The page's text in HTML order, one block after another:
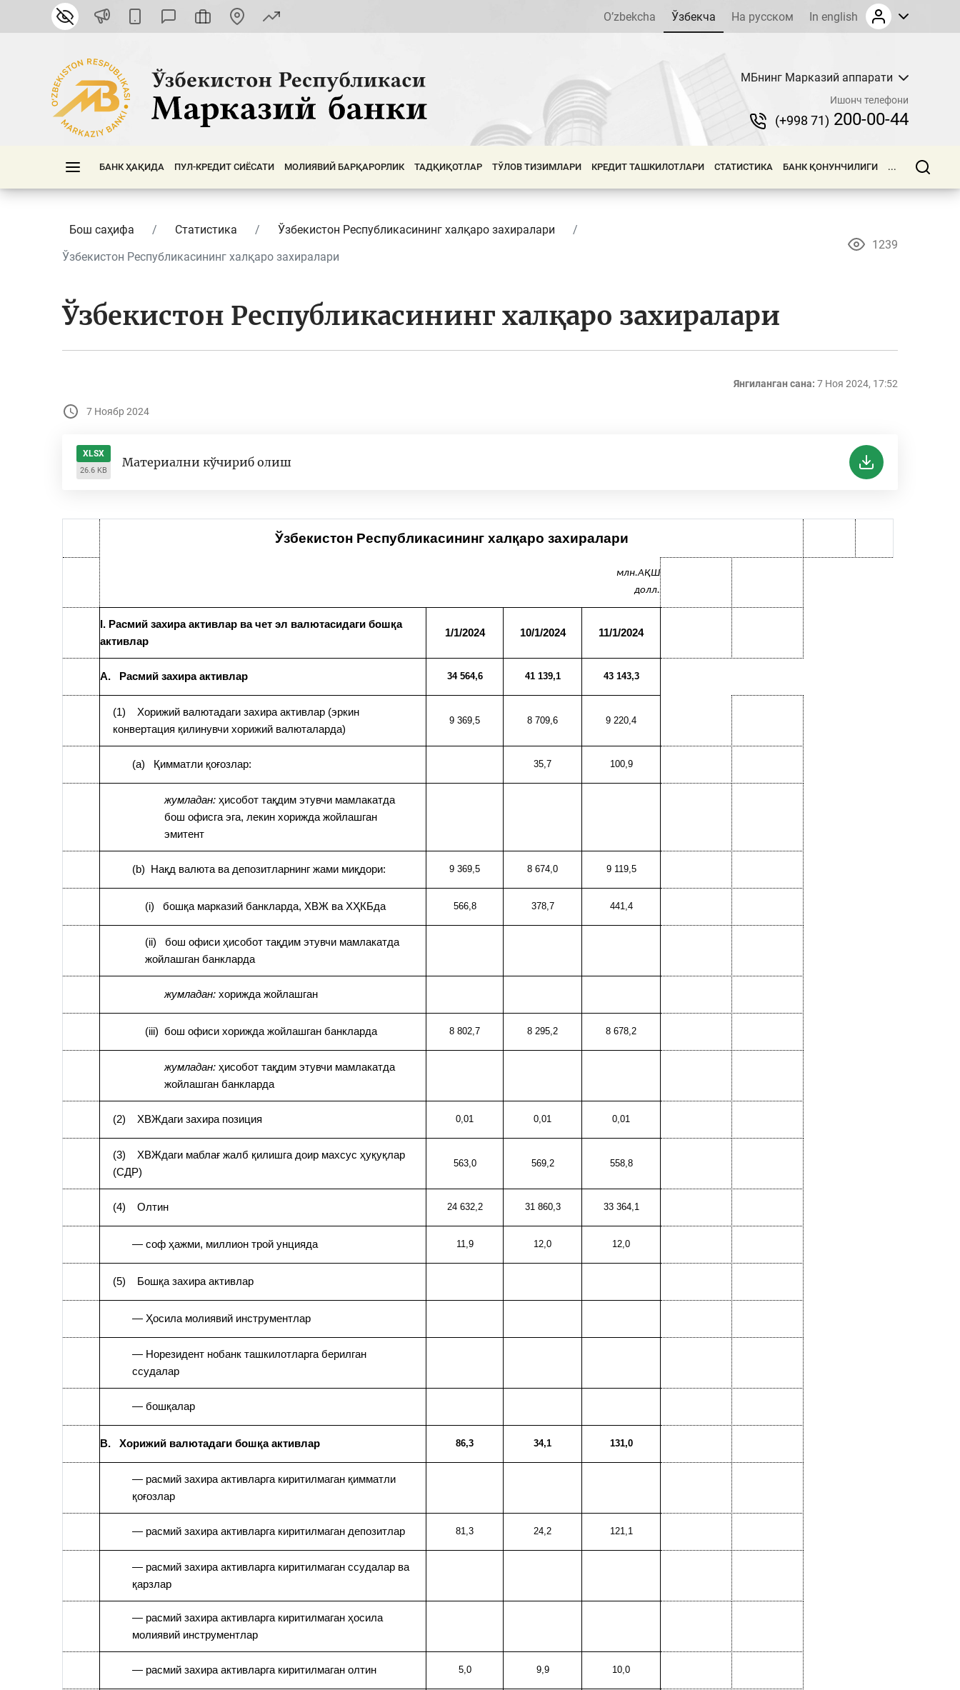
O’zbekcha Ўзбекча На русском In english
МБнинг Марказий аппарати
Ишонч телефони
(+998 71) 200-00-44
БАНК ҲАҚИДА ПУЛ-КРЕДИТ СИЁСАТИ МОЛИЯВИЙ БАРҚАРОРЛИК ТАДҚИҚОТЛАР ТЎЛОВ ТИЗИМЛАРИ КРЕДИТ ТАШКИЛОТЛАРИ СТАТИСТИКА БАНК ҚОНУНЧИЛИГИ ...
Бош саҳифа Статистика
Ўзбекистон Республикасининг халқаро захиралари
Ўзбекистон Республикасининг халқаро захиралари
1239
Ўзбекистон Республикасининг халқаро захиралари
Янгиланган сана: 7 Ноя 2024, 17:52
7 Ноябр 2024
XLSX
26.6 KB
Материални кўчириб олиш
Ўзбекистон Республикасининг халқаро захиралари
млн.АҚШ
долл.
I. Расмий захира активлар ва чет эл валютасидаги бошқа
активлар
1/1/2024 10/1/2024 11/1/2024
A. Расмий захира активлар 34 564,6 41 139,1 43 143,3
(1) Хорижий валютадаги захира активлар (эркин
конвертация қилинувчи хорижий валюталарда)
9 369,5 8 709,6 9 220,4
(a) Қимматли қоғозлар: 35,7 100,9
жумладан: ҳисобот тақдим этувчи мамлакатда
бош офисга эга, лекин хорижда жойлашган
эмитент
(b) Нақд валюта ва депозитларнинг жами миқдори: 9 369,5 8 674,0 9 119,5
(i) бошқа марказий банкларда, ХВЖ ва ХҲКБда 566,8 378,7 441,4
(ii) бош офиси ҳисобот тақдим этувчи мамлакатда
жойлашган банкларда
жумладан: хорижда жойлашган
(iii) бош офиси хорижда жойлашган банкларда 8 802,7 8 295,2 8 678,2
жумладан: ҳисобот тақдим этувчи мамлакатда
жойлашган банкларда
(2) ХВЖдаги захира позиция 0,01 0,01 0,01
(3) ХВЖдаги маблағ жалб қилишга доир махсус ҳуқуқлар
(СДР)
563,0 569,2 558,8
(4) Олтин 24 632,2 31 860,3 33 364,1
— соф ҳажми, миллион трой унцияда 11,9 12,0 12,0
(5) Бошқа захира активлар
— Ҳосила молиявий инструментлар
— Норезидент нобанк ташкилотларга берилган
ссудалар
— бошқалар
B. Хорижий валютадаги бошқа активлар 86,3 34,1 131,0
— расмий захира активларга киритилмаган қимматли
қоғозлар
— расмий захира активларга киритилмаган депозитлар 81,3 24,2 121,1
— расмий захира активларга киритилмаган ссудалар ва
қарзлар
— расмий захира активларга киритилмаган ҳосила
молиявий инструментлар
— расмий захира активларга киритилмаган олтин 5,0 9,9 10,0